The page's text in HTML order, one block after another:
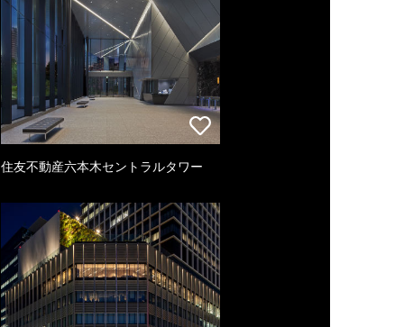
住友不動産六本木セントラルタワー